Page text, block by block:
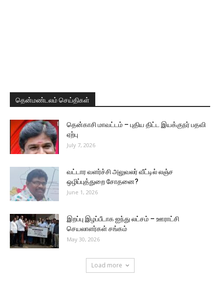
தென்மண்டலம் செய்திகள்
தென்காசி மாவட்டம் – புதிய திட்ட இயக்குநர் பதவி
ஏற்பு
July 7, 2026
வட்டார வளர்ச்சி அலுவலர் வீட்டில் லஞ்ச
ஒழிப்புத்துறை சோதனை?
June 1, 2026
இறப்பு இழப்பீடாக ஐந்து லட்சம் – ஊராட்சி
செயலாளர்கள் சங்கம்
May 30, 2026
Load more